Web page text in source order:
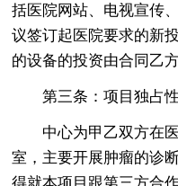
括医院网站、电视宣传
议签订起医院要求的新
的设备的投资由合同乙
第三条：项目独占性
中心为甲乙双方在
室，主要开展肿瘤的诊
得就本项目跟第三方合作